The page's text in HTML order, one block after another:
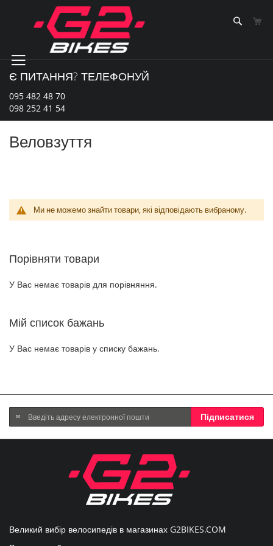
Content
Є ПИТАННЯ? ТЕЛЕФОНУЙ
095 482 48 70
098 252 41 54
Веловзуття
Ми не можемо знайти товари, які відповідають вибраному.
Порівняти товари
У Вас немає товарів для порівняння.
Мій список бажань
У Вас немає товарів у списку бажань.
Підпишіться
на
нашу
Підписатися
Великий вибір велосипедів в магазинах G2BIKES.COM